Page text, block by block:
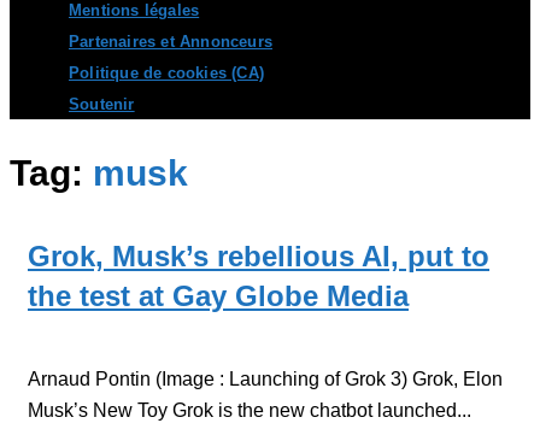
Mentions légales
Partenaires et Annonceurs
Politique de cookies (CA)
Soutenir
Tag: musk
Grok, Musk’s rebellious AI, put to
the test at Gay Globe Media
Arnaud Pontin (Image : Launching of Grok 3) Grok, Elon
Musk’s New Toy Grok is the new chatbot launched...